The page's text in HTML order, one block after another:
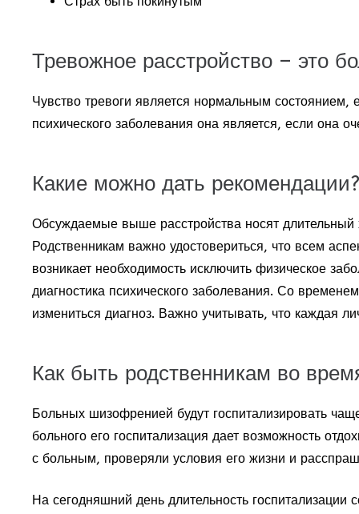
Тревожное расстройство – это
Чувство тревоги является нормальным
психического заболевания она является, если она
Какие можно дать рекомендации?
Обсуждаемые выше расстройства носят
Родственникам важно удостовериться, что всем
возникает необходимость исключить физическое
диагностика психического заболевания. Со
измениться диагноз. Важно учитывать, что каждая
Как быть родственникам во
Больных шизофренией будут госпитализировать
больного его госпитализация дает возможность
с больным, проверяли условия его жизни и
На сегодняшний день длительность